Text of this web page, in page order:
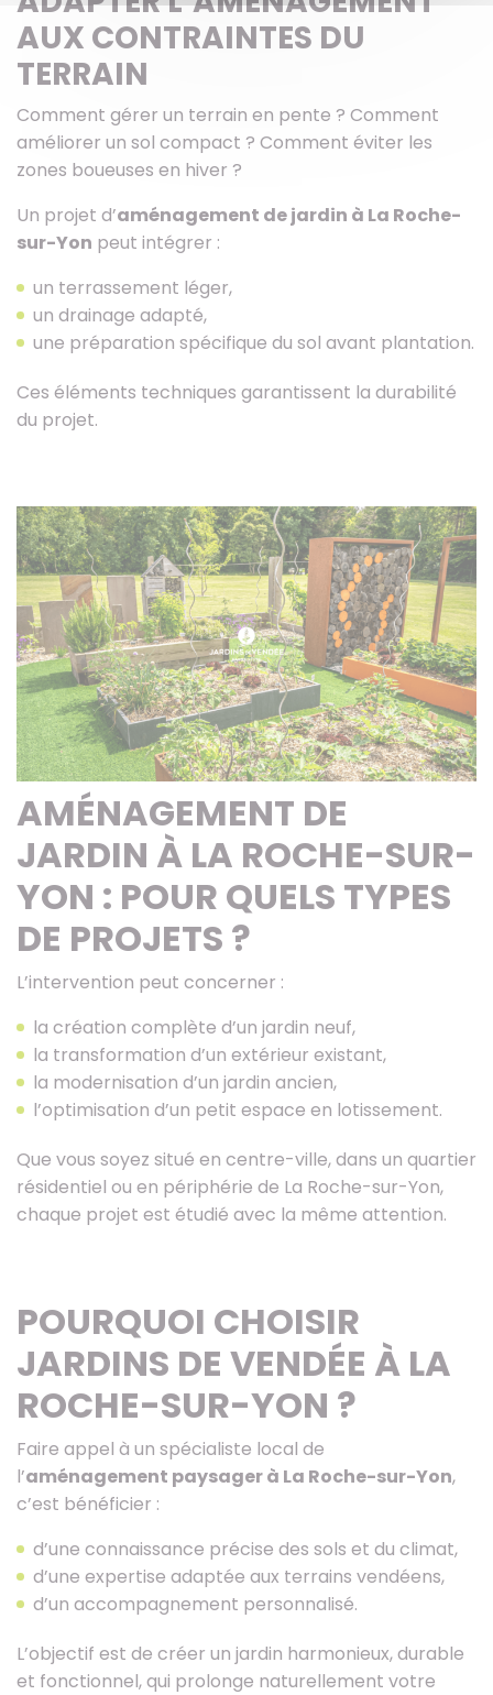
AUX CONTRAINTES DU
TERRAIN
Comment gérer un terrain en pente ? Comment
améliorer un sol compact ? Comment éviter les
zones boueuses en hiver ?
Un projet d’aménagement de jardin à La Roche-
sur-Yon peut intégrer :
un terrassement léger,
un drainage adapté,
une préparation spécifique du sol avant plantation.
Ces éléments techniques garantissent la durabilité
du projet.
AMÉNAGEMENT DE
JARDIN À LA ROCHE-SUR-
YON : POUR QUELS TYPES
DE PROJETS ?
L’intervention peut concerner :
la création complète d’un jardin neuf,
la transformation d’un extérieur existant,
la modernisation d’un jardin ancien,
l’optimisation d’un petit espace en lotissement.
Que vous soyez situé en centre-ville, dans un quartier
résidentiel ou en périphérie de La Roche-sur-Yon,
chaque projet est étudié avec la même attention.
POURQUOI CHOISIR
JARDINS DE VENDÉE À LA
ROCHE-SUR-YON ?
Faire appel à un spécialiste local de
l’aménagement paysager à La Roche-sur-Yon,
c’est bénéficier :
d’une connaissance précise des sols et du climat,
d’une expertise adaptée aux terrains vendéens,
d’un accompagnement personnalisé.
L’objectif est de créer un jardin harmonieux, durable
et fonctionnel, qui prolonge naturellement votre